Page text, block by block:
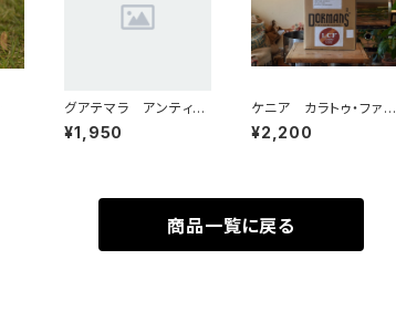
グアテマラ アンティグ
ア ラス・ヌーベス農
園 シティロースト 2
¥1,950
ケニア カラトゥ・ファク
トリー（フレンチロース
ト）200g
¥2,200
商品一覧に戻る